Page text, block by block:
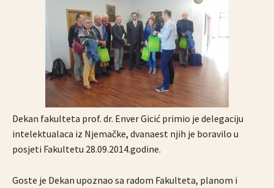
Dekan fakulteta prof. dr. Enver Gicić primio je delegaciju
intelektualaca iz Njemačke, dvanaest njih je boravilo u
posjeti Fakultetu 28.09.2014.godine.
Goste je Dekan upoznao sa radom Fakulteta, planom i